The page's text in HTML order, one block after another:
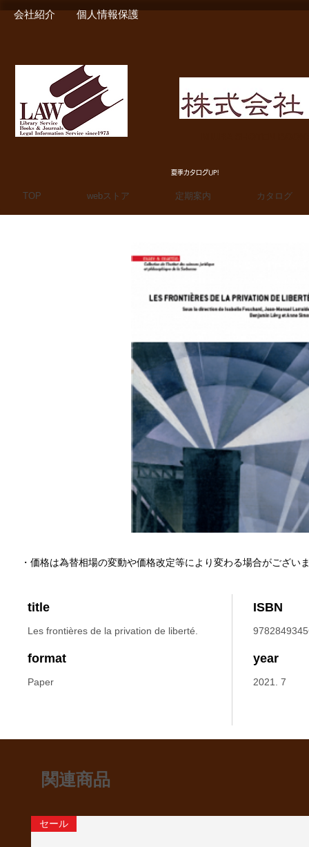
会社紹介 個人情報保護
夏季カタログUP!
TOP webストア 定期案内 カタログ
title
Les frontières de la privation de liberté.
ISBN
format
Paper
year
2021. 7
・価格は為替相場の変動や価格改定等により変わる場合がござい
関連商品
セール